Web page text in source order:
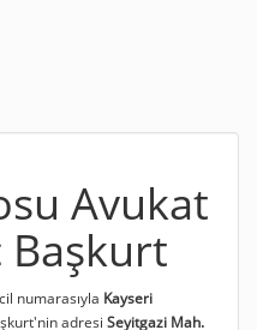
Avukat
Başkurt
numarasıyla Kayseri
adresi Seyitgazi Mah.